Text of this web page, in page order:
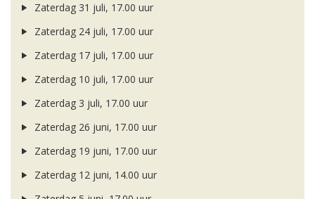
Zaterdag 31 juli, 17.00 uur
Zaterdag 24 juli, 17.00 uur
Zaterdag 17 juli, 17.00 uur
Zaterdag 10 juli, 17.00 uur
Zaterdag 3 juli, 17.00 uur
Zaterdag 26 juni, 17.00 uur
Zaterdag 19 juni, 17.00 uur
Zaterdag 12 juni, 14.00 uur